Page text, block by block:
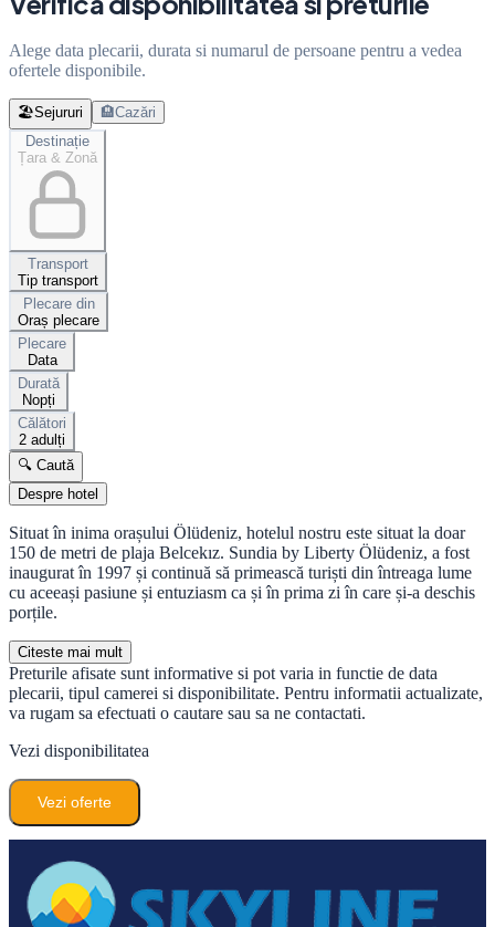
Alege data plecarii, durata si numarul de persoane pentru a vedea
ofertele disponibile.
🏖️Sejururi 🏨Cazări
Destinație
Țara & Zonă
Transport
Tip transport
Plecare din
Oraș plecare
Plecare
Data
Durată
Nopți
Călători
2 adulți
🔍 Caută
Despre hotel
Situat în inima orașului Ölüdeniz, hotelul nostru este situat la doar
150 de metri de plaja Belcekız. Sundia by Liberty Ölüdeniz, a fost
inaugurat în 1997 și continuă să primească turiști din întreaga lume
cu aceeași pasiune și entuziasm ca și în prima zi în care și-a deschis
porțile.
Citeste mai mult
Preturile afisate sunt informative si pot varia in functie de data
plecarii, tipul camerei si disponibilitate. Pentru informatii actualizate,
va rugam sa efectuati o cautare sau sa ne contactati.
Vezi disponibilitatea
Vezi oferte